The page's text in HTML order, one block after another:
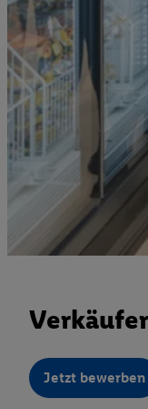
Jetzt bewerben